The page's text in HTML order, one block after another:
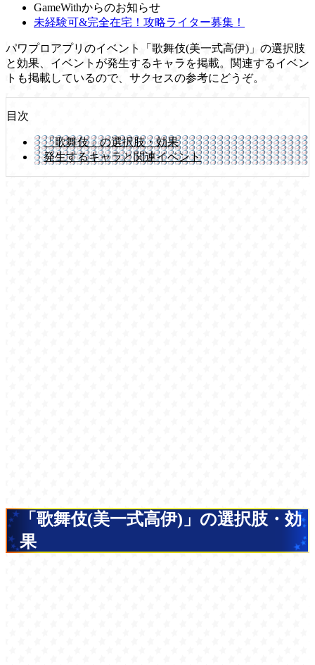
GameWithからのお知らせ
未経験可&完全在宅！攻略ライター募集！
パワプロアプリのイベント「歌舞伎(美一式高伊)」の選択肢
と効果、イベントが発生するキャラを掲載。関連するイベン
トも掲載しているので、サクセスの参考にどうぞ。
目次
「歌舞伎」の選択肢・効果
発生するキャラと関連イベント
「歌舞伎(美一式高伊)」の選択肢・効
果